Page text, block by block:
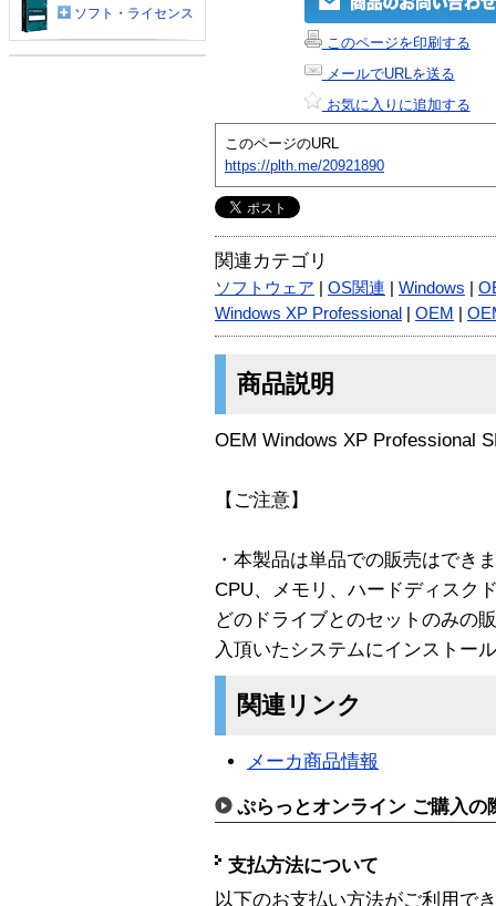
このページを印刷する
メールでURLを送る
お気に入りに追加する
このページのURL
https://plth.me/20921890
関連カテゴリ
ソフトウェア OS関連 Windows
Windows XP Professional
OEM
商品説明
OEM Windows XP Professional
【ご注意】
・本製品は単品での販売はでき
CPU、メモリ、ハードディスク
どのドライブとのセットのみの
入頂いたシステムにインストー
関連リンク
メーカ商品情報
ぷらっとオンライン ご購入の
支払方法について
以下のお支払い方法がご利用で
ソフト・ライセンス